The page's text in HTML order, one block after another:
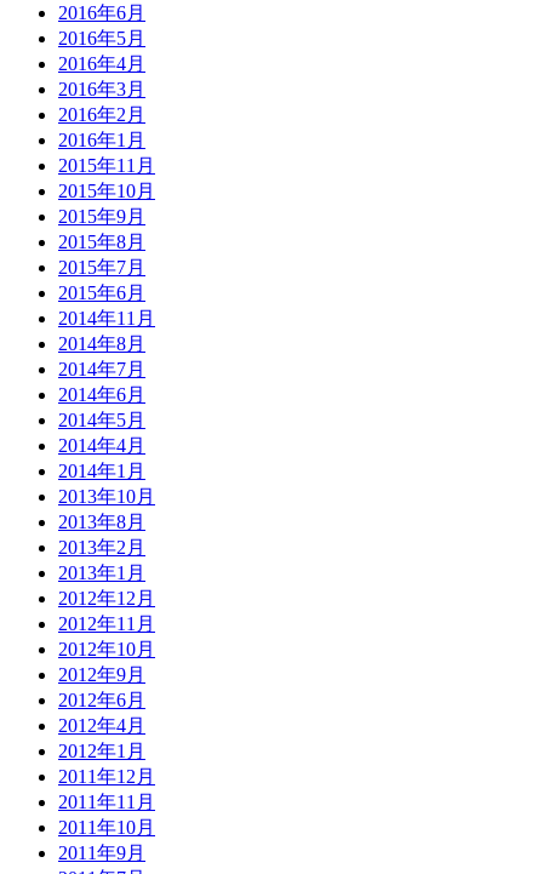
2016年6月
2016年5月
2016年4月
2016年3月
2016年2月
2016年1月
2015年11月
2015年10月
2015年9月
2015年8月
2015年7月
2015年6月
2014年11月
2014年8月
2014年7月
2014年6月
2014年5月
2014年4月
2014年1月
2013年10月
2013年8月
2013年2月
2013年1月
2012年12月
2012年11月
2012年10月
2012年9月
2012年6月
2012年4月
2012年1月
2011年12月
2011年11月
2011年10月
2011年9月